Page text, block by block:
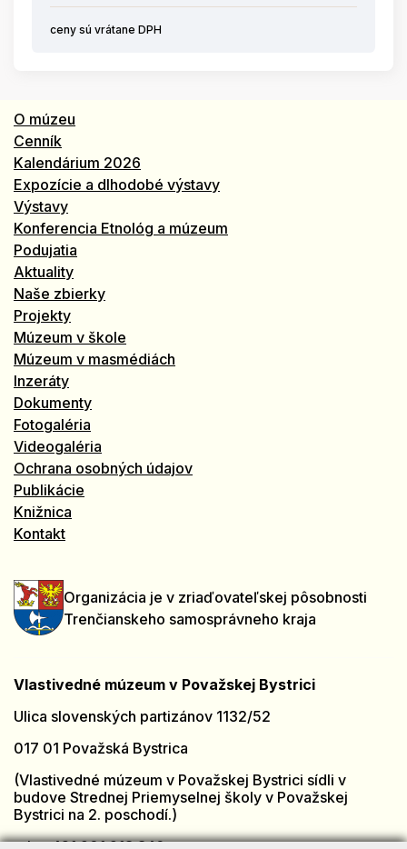
ceny sú vrátane DPH
O múzeu
Cenník
Kalendárium 2026
Expozície a dlhodobé výstavy
Výstavy
Konferencia Etnológ a múzeum
Podujatia
Aktuality
Naše zbierky
Projekty
Múzeum v škole
Múzeum v masmédiách
Inzeráty
Dokumenty
Fotogaléria
Videogaléria
Ochrana osobných údajov
Publikácie
Knižnica
Kontakt
Organizácia je v zriaďovateľskej pôsobnosti
Trenčianskeho samosprávneho kraja
Vlastivedné múzeum v Považskej Bystrici
Ulica slovenských partizánov 1132/52
017 01 Považská Bystrica
(Vlastivedné múzeum v Považskej Bystrici sídli v
budove Strednej Priemyselnej školy v Považskej
Bystrici na 2. poschodí.)